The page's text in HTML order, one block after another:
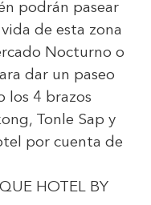
podrán pasear
de esta zona
Nocturno o
dar un paseo
los 4 brazos
Tonle Sap y
por cuenta de
HOTEL BY